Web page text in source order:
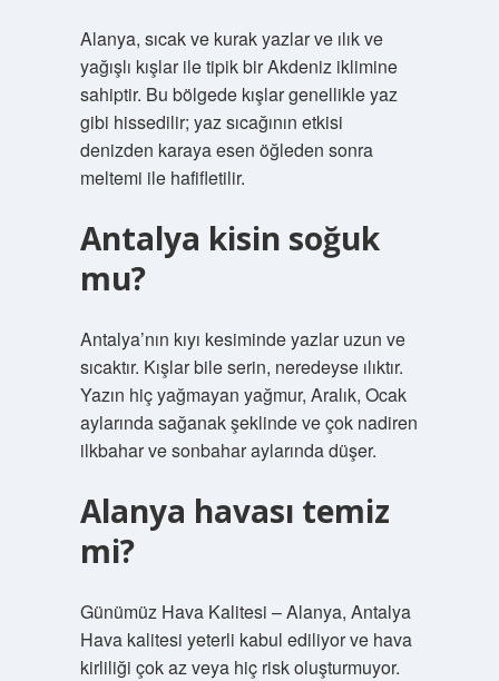
Alanya, sıcak ve kurak yazlar ve ılık ve
yağışlı kışlar ile tipik bir Akdeniz iklimine
sahiptir. Bu bölgede kışlar genellikle yaz
gibi hissedilir; yaz sıcağının etkisi
denizden karaya esen öğleden sonra
meltemi ile hafifletilir.
Antalya kisin soğuk
mu?
Antalya’nın kıyı kesiminde yazlar uzun ve
sıcaktır. Kışlar bile serin, neredeyse ılıktır.
Yazın hiç yağmayan yağmur, Aralık, Ocak
aylarında sağanak şeklinde ve çok nadiren
ilkbahar ve sonbahar aylarında düşer.
Alanya havası temiz
mi?
Günümüz Hava Kalitesi – Alanya, Antalya
Hava kalitesi yeterli kabul ediliyor ve hava
kirliliği çok az veya hiç risk oluşturmuyor.